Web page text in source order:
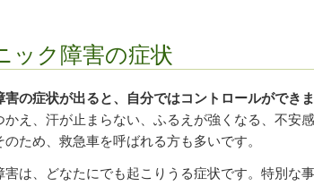
ック障害の症状
害の症状が出ると、自分ではコントロールができ
かえ、汗が止まらない、ふるえが強くなる、不安
のため、救急車を呼ばれる方も多いです。
は、どなたにでも起こりうる症状です。 特別な